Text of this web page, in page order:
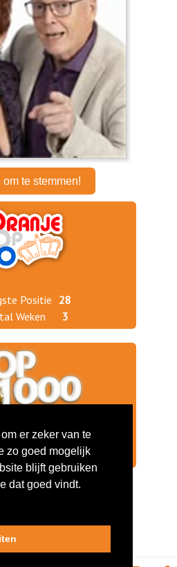
om te stemmen!
Positie
28
Weken
3
2025
88
2024
147
er zeker van te
zo goed mogelijk
blijft gebruiken
dat goed vindt.